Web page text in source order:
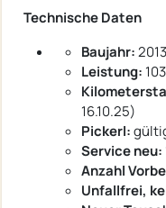
Technische Daten
Baujahr:2013
Leistung:
16.10.25)
Pickerl:
Service neu:
Anzahl
Unfallfrei,